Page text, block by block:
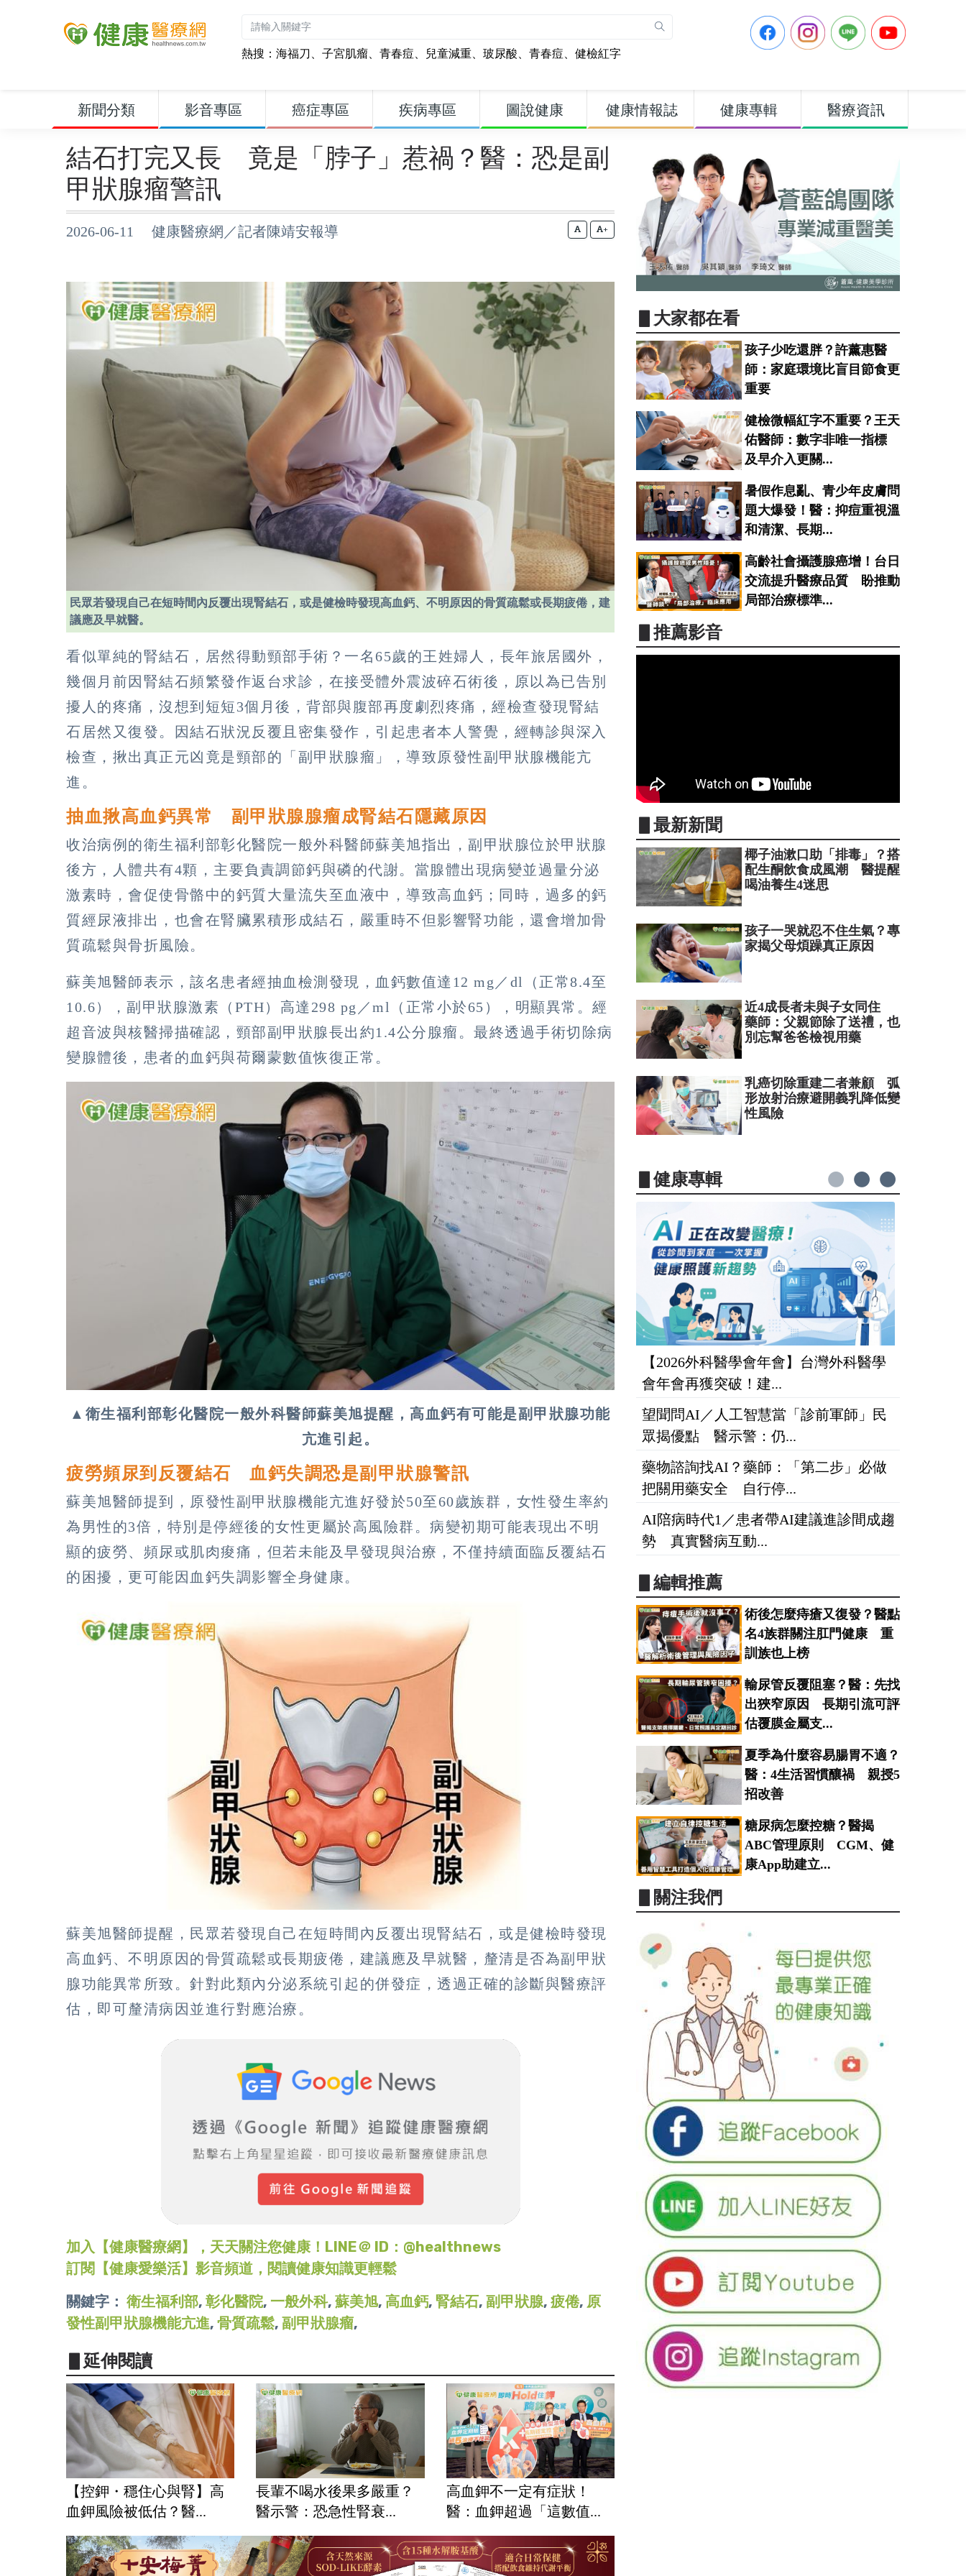
熱搜： 海福刀 、 子宮肌瘤、 青春痘、 兒童減重、 玻尿酸、 青春痘、 健檢紅字
新聞分類 影音專區 癌症專區 疾病專區 圖說健康 健康情報誌 健康專輯 醫療資訊
結石打完又長 竟是「脖子」惹禍？醫：恐是副
甲狀腺瘤警訊
2026-06-11 健康醫療網／記者陳靖安報導 +
民眾若發現自己在短時間內反覆出現腎結石，或是健檢時發現高血鈣、不明原因的骨質疏鬆或長期疲倦，建
議應及早就醫。
看似單純的腎結石，居然得動頸部手術？一名65歲的王姓婦人，長年旅居國外，
幾個月前因腎結石頻繁發作返台求診，在接受體外震波碎石術後，原以為已告別
擾人的疼痛，沒想到短短3個月後，背部與腹部再度劇烈疼痛，經檢查發現腎結
石居然又復發。因結石狀況反覆且密集發作，引起患者本人警覺，經轉診與深入
檢查，揪出真正元凶竟是頸部的「副甲狀腺瘤」，導致原發性副甲狀腺機能亢
進。
抽血揪高血鈣異常 副甲狀腺腺瘤成腎結石隱藏原因
收治病例的衛生福利部彰化醫院一般外科醫師蘇美旭指出，副甲狀腺位於甲狀腺
後方，人體共有4顆，主要負責調節鈣與磷的代謝。當腺體出現病變並過量分泌
激素時，會促使骨骼中的鈣質大量流失至血液中，導致高血鈣；同時，過多的鈣
質經尿液排出，也會在腎臟累積形成結石，嚴重時不但影響腎功能，還會增加骨
質疏鬆與骨折風險。
蘇美旭醫師表示，該名患者經抽血檢測發現，血鈣數值達12 mg／dl（正常8.4至
10.6），副甲狀腺激素（PTH）高達298 pg／ml（正常小於65），明顯異常。經
超音波與核醫掃描確認，頸部副甲狀腺長出約1.4公分腺瘤。最終透過手術切除病
變腺體後，患者的血鈣與荷爾蒙數值恢復正常。
▲衛生福利部彰化醫院一般外科醫師蘇美旭提醒，高血鈣有可能是副甲狀腺功能
亢進引起。
疲勞頻尿到反覆結石 血鈣失調恐是副甲狀腺警訊
蘇美旭醫師提到，原發性副甲狀腺機能亢進好發於50至60歲族群，女性發生率約
為男性的3倍，特別是停經後的女性更屬於高風險群。病變初期可能表現出不明
顯的疲勞、頻尿或肌肉痠痛，但若未能及早發現與治療，不僅持續面臨反覆結石
的困擾，更可能因血鈣失調影響全身健康。
蘇美旭醫師提醒，民眾若發現自己在短時間內反覆出現腎結石，或是健檢時發現
高血鈣、不明原因的骨質疏鬆或長期疲倦，建議應及早就醫，釐清是否為副甲狀
腺功能異常所致。針對此類內分泌系統引起的併發症，透過正確的診斷與醫療評
估，即可釐清病因並進行對應治療。
加入【健康醫療網】，天天關注您健康！LINE＠ ID：@healthnews
訂閱【健康愛樂活】影音頻道，閱讀健康知識更輕鬆
關鍵字： 衛生福利部, 彰化醫院, 一般外科, 蘇美旭, 高血鈣, 腎結石, 副甲狀腺, 疲倦, 原
發性副甲狀腺機能亢進, 骨質疏鬆, 副甲狀腺瘤,
▋延伸閱讀
【控鉀・穩住心與腎】高
血鉀風險被低估？醫...
長輩不喝水後果多嚴重？
醫示警：恐急性腎衰...
高血鉀不一定有症狀！
醫：血鉀超過「這數值...
▋大家都在看
孩子少吃還胖？許薰惠醫
師：家庭環境比盲目節食更
重要
健檢微幅紅字不重要？王天
佑醫師：數字非唯一指標
及早介入更關...
暑假作息亂、青少年皮膚問
題大爆發！醫：抑痘重視溫
和清潔、長期...
高齡社會攝護腺癌增！台日
交流提升醫療品質 盼推動
局部治療標準...
▋推薦影音
▋最新新聞
椰子油漱口助「排毒」？搭
配生酮飲食成風潮 醫提醒
喝油養生4迷思
孩子一哭就忍不住生氣？專
家揭父母煩躁真正原因
近4成長者未與子女同住
藥師：父親節除了送禮，也
別忘幫爸爸檢視用藥
乳癌切除重建二者兼顧 弧
形放射治療避開義乳降低變
性風險
▋健康專輯
【2026外科醫學會年會】台灣外科醫學
會年會再獲突破！建...
望聞問AI／人工智慧當「診前軍師」民
眾揭優點 醫示警：仍...
藥物諮詢找AI？藥師：「第二步」必做
把關用藥安全 自行停...
AI陪病時代1／患者帶AI建議進診間成趨
勢 真實醫病互動...
▋編輯推薦
術後怎麼痔瘡又復發？醫點
名4族群關注肛門健康 重
訓族也上榜
輸尿管反覆阻塞？醫：先找
出狹窄原因 長期引流可評
估覆膜金屬支...
夏季為什麼容易腸胃不適？
醫：4生活習慣釀禍 親授5
招改善
糖尿病怎麼控糖？醫揭
ABC管理原則 CGM、健
康App助建立...
▋關注我們